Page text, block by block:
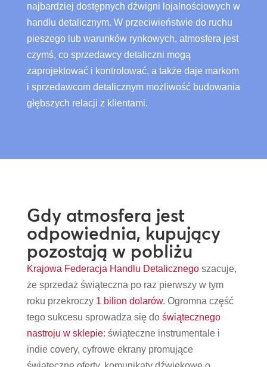
najbardziej dostępnych dźwigni lojalnościowych w
handlu detalicznym. W przeciwieństwie do ruchu
pieszego lub warunków rynkowych, atmosfera jest
czymś, co sprzedawcy detaliczni mogą
zaprojektować i kontrolować, a także daje markom
i sprzedawcom detalicznym możliwość budowania
głębszych relacji z klientami.
Gdy atmosfera jest
odpowiednia, kupujący
pozostają w pobliżu
Krajowa Federacja Handlu Detalicznegoszacuje,
że sprzedaż świąteczna po raz pierwszy w tym
roku przekroczy 1 bilion dolarów. Ogromna część
tego sukcesu sprowadza się do świątecznego
nastroju w sklepie: świąteczne instrumentale i
indie covery, cyfrowe ekrany promujące